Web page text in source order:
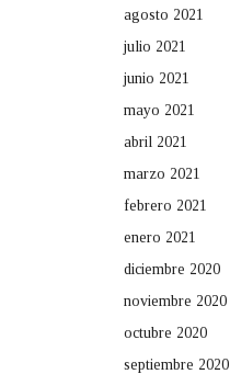
agosto 2021
julio 2021
junio 2021
mayo 2021
abril 2021
marzo 2021
febrero 2021
enero 2021
diciembre 2020
noviembre 2020
octubre 2020
septiembre 2020